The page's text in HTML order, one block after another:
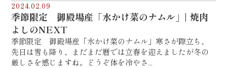
2024.02.09
季節限定 御殿場産「水かけ菜のナムル」| 焼肉
よしのNEXT
季節限定 御殿場産「水かけ菜のナムル」寒さが際立ち、
先日は雪も降り、まだまだ暦では立春を迎えましたが冬の
厳しさを感じますね。どうぞ体を冷やさ...